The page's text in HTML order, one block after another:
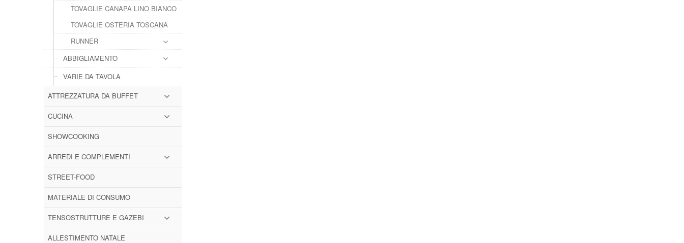
TOVAGLIE CANAPA LINO BIANCO
TOVAGLIE OSTERIA TOSCANA
RUNNER
ABBIGLIAMENTO
VARIE DA TAVOLA
ATTREZZATURA DA BUFFET
CUCINA
SHOWCOOKING
ARREDI E COMPLEMENTI
STREET-FOOD
MATERIALE DI CONSUMO
TENSOSTRUTTURE E GAZEBI
ALLESTIMENTO NATALE